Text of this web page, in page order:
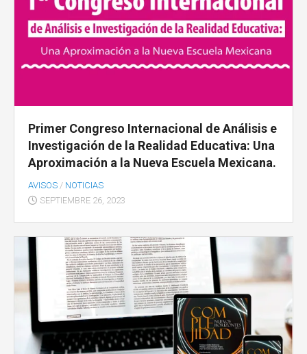
Primer Congreso Internacional de Análisis e
Investigación de la Realidad Educativa: Una
Aproximación a la Nueva Escuela Mexicana.
AVISOS / NOTICIAS
SEPTIEMBRE 26, 2023